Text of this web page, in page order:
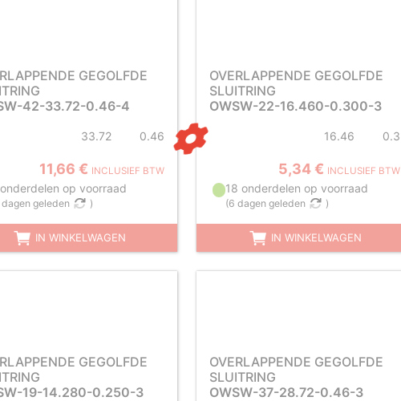
GEGOLFDE
42-33.72-0.46-4
33.72 0.46
11,66 € INCLUSIEF BTW
op voorraad
geleden )
IN WINKELWAGEN
OVERLAPPENDE GEGOLFDE
SLUITRING
OWSW-22-16.460-0.300-3
16.46 0.3
5,34 € INCLUSIEF BTW
18 onderdelen op voorraad
(6 dagen geleden )
IN WINKELWAGEN
GEGOLFDE
19-14.280-0.250-3
OVERLAPPENDE GEGOLFDE
SLUITRING
OWSW-37-28.72-0.46-3